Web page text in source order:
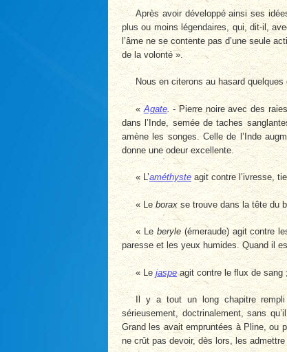
Après avoir développé ainsi ses
plus ou moins légendaires, qui, dit-il,
l’âme ne se contente pas d’une seule
de la volonté ».
Nous en citerons au hasard quelques
« Agate. - Pierre noire avec des
dans l’Inde, semée de taches
amène les songes. Celle de l’Inde
donne une odeur excellente.
« L’améthyste agit contre l’ivresse,
« Leborax se trouve dans la tête du
« Leberyle(émeraude) agit contre
paresse et les yeux humides. Quand il
« Le jaspeagit contre le flux de sang
Il y a tout un long chapitre
sérieusement, doctrinalement, sans
Grand les avait empruntées à Pline, ou
ne crût pas devoir, dès lors, les